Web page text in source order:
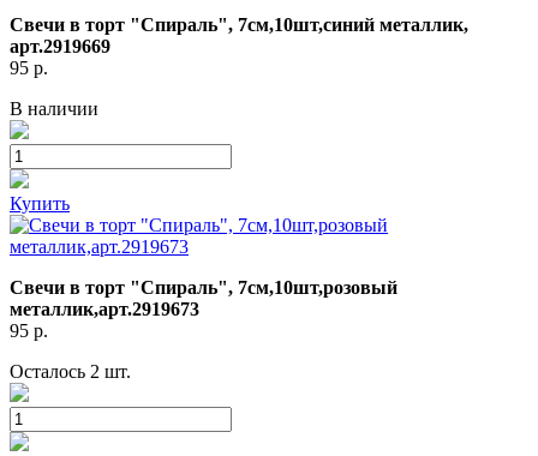
Свечи в торт "Спираль", 7см,10шт,синий металлик,
арт.2919669
95 р.
В наличии
Купить
Свечи в торт "Спираль", 7см,10шт,розовый
металлик,арт.2919673
95 р.
Осталось 2 шт.